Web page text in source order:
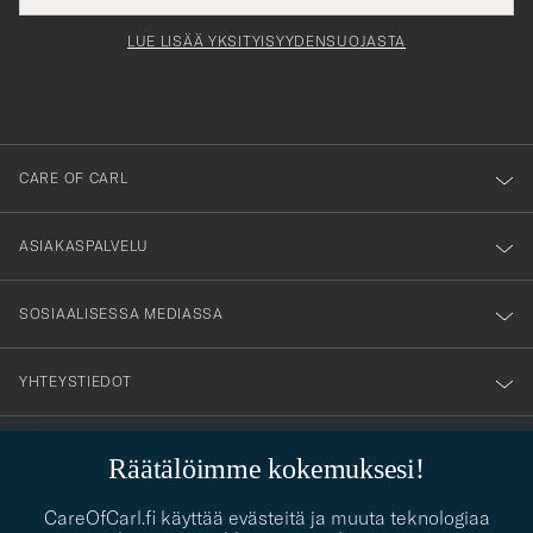
Räätälöimme kokemuksesi!
CareOfCarl.fi käyttää evästeitä ja muuta teknologiaa
tieto
för
dig
till
vårt
nyhetsbrev!
LUE LISÄÄ YKSITYISYYDENSUOJASTA
CARE OF CARL
ASIAKASPALVELU
SOSIAALISESSA MEDIASSA
YHTEYSTIEDOT
PUKEUTUMISNEUVONTA
Kaipaatko apua oman tyylisi löytämiseen? Me autamme sinua